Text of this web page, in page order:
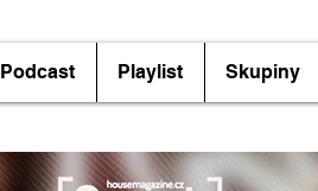
Podcast Playlist Skupiny